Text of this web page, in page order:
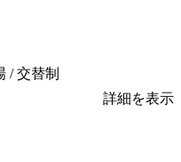
/ 交替制
詳細を表示